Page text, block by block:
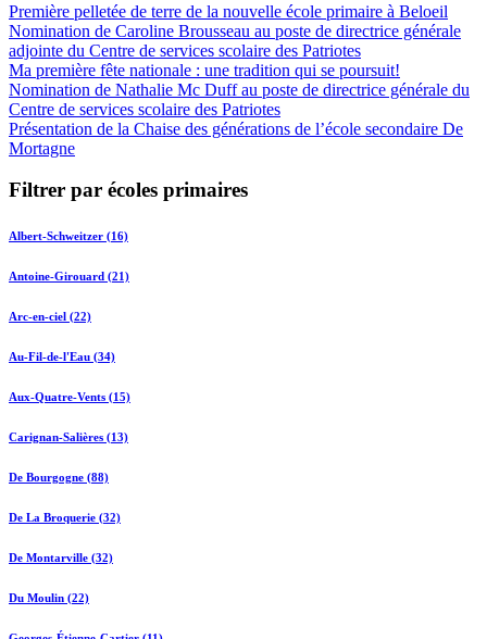
Première pelletée de terre de la nouvelle école primaire à Beloeil
Nomination de Caroline Brousseau au poste de directrice générale
adjointe du Centre de services scolaire des Patriotes
Ma première fête nationale : une tradition qui se poursuit!
Nomination de Nathalie Mc Duff au poste de directrice générale du
Centre de services scolaire des Patriotes
Présentation de la Chaise des générations de l’école secondaire De
Mortagne
Filtrer par écoles primaires
Albert-Schweitzer (16)
Antoine-Girouard (21)
Arc-en-ciel (22)
Au-Fil-de-l'Eau (34)
Aux-Quatre-Vents (15)
Carignan-Salières (13)
De Bourgogne (88)
De La Broquerie (32)
De Montarville (32)
Du Moulin (22)